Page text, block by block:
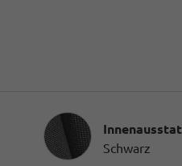
Innenausstattung
Schwarz